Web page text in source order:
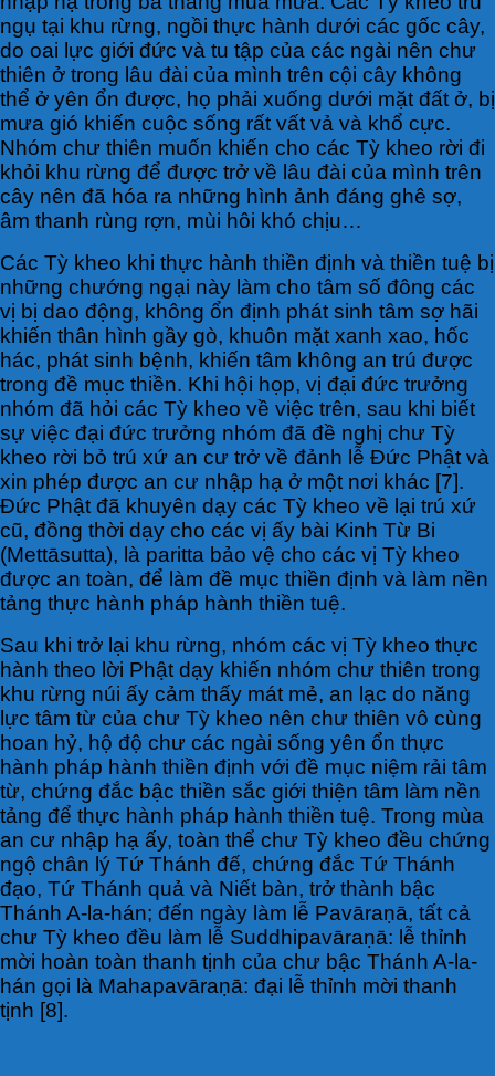
ngụ tại khu rừng, ngồi thực hành dưới các gốc cây,
do oai lực giới đức và tu tập của các ngài nên chư
thiên ở trong lâu đài của mình trên cội cây không
thể ở yên ổn được, họ phải xuống dưới mặt đất ở, bị
mưa gió khiến cuộc sống rất vất vả và khổ cực.
Nhóm chư thiên muốn khiến cho các Tỳ kheo rời đi
khỏi khu rừng để được trở về lâu đài của mình trên
cây nên đã hóa ra những hình ảnh đáng ghê sợ,
âm thanh rùng rợn, mùi hôi khó chịu…
Các Tỳ kheo khi thực hành thiền định và thiền tuệ bị
những chướng ngại này làm cho tâm số đông các
vị bị dao động, không ổn định phát sinh tâm sợ hãi
khiến thân hình gầy gò, khuôn mặt xanh xao, hốc
hác, phát sinh bệnh, khiến tâm không an trú được
trong đề mục thiền. Khi hội họp, vị đại đức trưởng
nhóm đã hỏi các Tỳ kheo về việc trên, sau khi biết
sự việc đại đức trưởng nhóm đã đề nghị chư Tỳ
kheo rời bỏ trú xứ an cư trở về đảnh lễ Đức Phật và
xin phép được an cư nhập hạ ở một nơi khác [7].
Đức Phật đã khuyên dạy các Tỳ kheo về lại trú xứ
cũ, đồng thời dạy cho các vị ấy bài Kinh Từ Bi
(Mettāsutta), là paritta bảo vệ cho các vị Tỳ kheo
được an toàn, để làm đề mục thiền định và làm nền
tảng thực hành pháp hành thiền tuệ.
Sau khi trở lại khu rừng, nhóm các vị Tỳ kheo thực
hành theo lời Phật dạy khiến nhóm chư thiên trong
khu rừng núi ấy cảm thấy mát mẻ, an lạc do năng
lực tâm từ của chư Tỳ kheo nên chư thiên vô cùng
hoan hỷ, hộ độ chư các ngài sống yên ổn thực
hành pháp hành thiền định với đề mục niệm rải tâm
từ, chứng đắc bậc thiền sắc giới thiện tâm làm nền
tảng để thực hành pháp hành thiền tuệ. Trong mùa
an cư nhập hạ ấy, toàn thể chư Tỳ kheo đều chứng
ngộ chân lý Tứ Thánh đế, chứng đắc Tứ Thánh
đạo, Tứ Thánh quả và Niết bàn, trở thành bậc
Thánh A-la-hán; đến ngày làm lễ Pavāraṇā, tất cả
chư Tỳ kheo đều làm lễ Suddhipavāraṇā: lễ thỉnh
mời hoàn toàn thanh tịnh của chư bậc Thánh A-la-
hán gọi là Mahapavāraṇā: đại lễ thỉnh mời thanh
tịnh [8].